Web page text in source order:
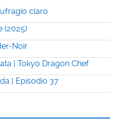
claro
(2025)
Noir
| Tokyo Dragon Chef
| Episodio 37